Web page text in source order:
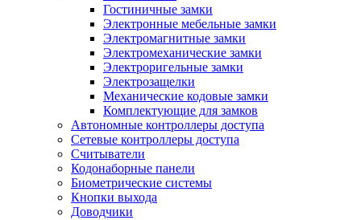
Гостиничные замки
Электронные мебельные замки
Электромагнитные замки
Электромеханические замки
Электроригельные замки
Электрозащелки
Механические кодовые замки
Комплектующие для замков
Автономные контроллеры доступа
Сетевые контроллеры доступа
Считыватели
Кодонаборные панели
Биометрические системы
Кнопки выхода
Доводчики